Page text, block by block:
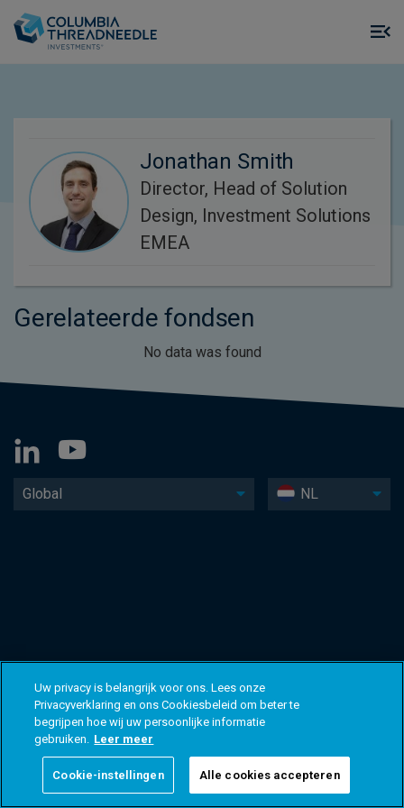
Jonathan Smith
Director, Head of Solution
Design, Investment Solutions
EMEA
Gerelateerde fondsen
No data was found
Global NL
Uw privacy is belangrijk voor ons. Lees onze
Privacyverklaring en ons Cookiesbeleid om beter te
begrijpen hoe wij uw persoonlijke informatie
gebruiken. Leer meer
Cookie-instellingen Alle cookies accepteren